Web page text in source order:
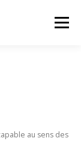
Menu
au sens des